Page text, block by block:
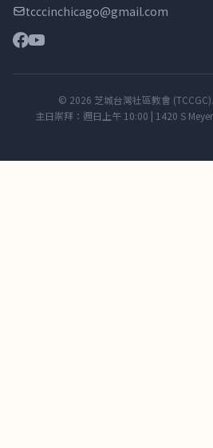
tcccinchicago@gmail.com
© 2026 芝城台灣社區教會
主日崇拜：週日上午 10:00 | 1420 S